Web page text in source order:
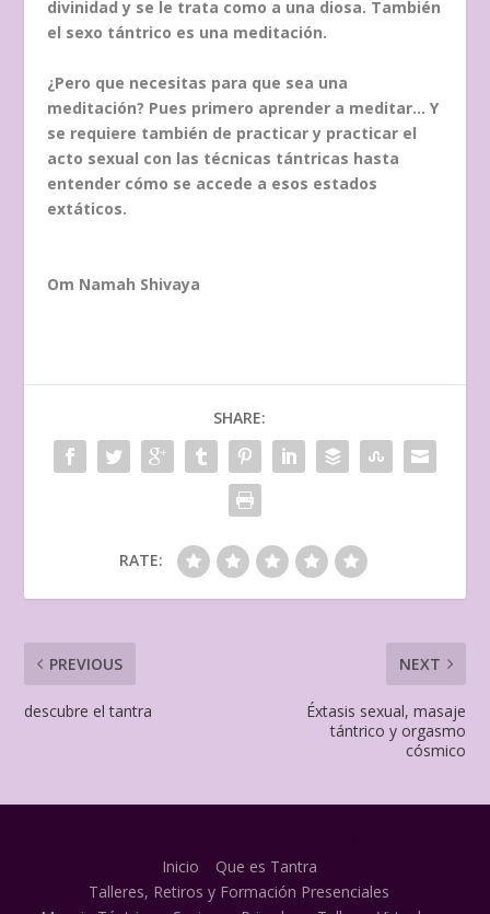
divinidad y se le trata como a una diosa. También
el sexo tántrico es una meditación.
¿Pero que necesitas para que sea una
meditación? Pues primero aprender a meditar… Y
se requiere también de practicar y practicar el
acto sexual con las técnicas tántricas hasta
entender cómo se accede a esos estados
extáticos.
Om Namah Shivaya
SHARE:
RATE:
PREVIOUS
descubre el tantra
NEXT
Éxtasis sexual, masaje
tántrico y orgasmo
cósmico
Inicio
Que es Tantra
Talleres, Retiros y Formación Presenciales